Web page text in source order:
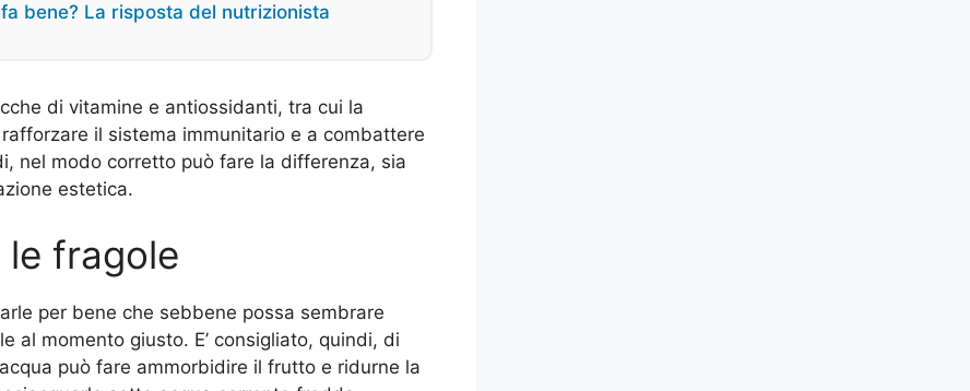
bene? La risposta del nutrizionista
di vitamine e antiossidanti, tra cui la
il sistema immunitario e a combattere
nel modo corretto può fare la differenza, sia
estetica.
le fragole
per bene che sebbene possa sembrare
al momento giusto. E’ consigliato, quindi, di
può fare ammorbidire il frutto e ridurne la